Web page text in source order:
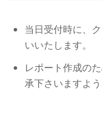
当日受付時に、
いいたします。
レポート作成の
承下さいますよう